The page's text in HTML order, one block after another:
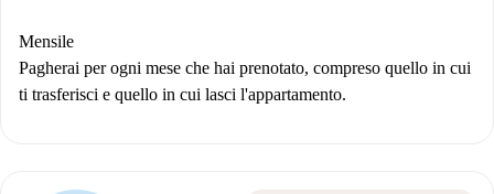
Mensile
Pagherai per ogni mese che hai prenotato, compreso quello in cui
ti trasferisci e quello in cui lasci l'appartamento.